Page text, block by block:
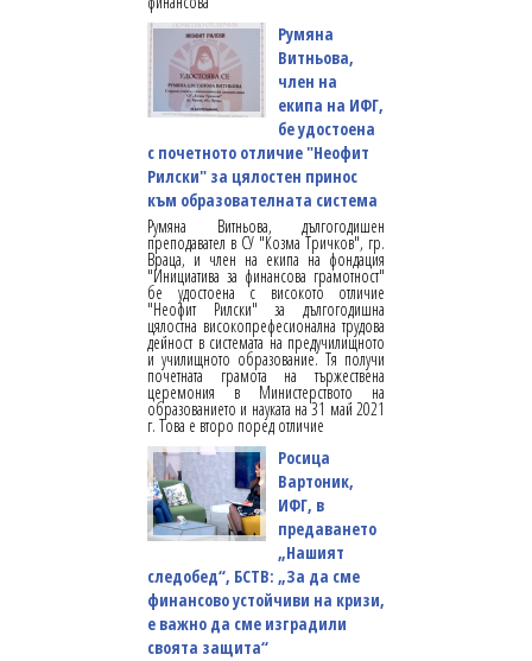
Румяна
Витньова,
член на
екипа на ИФГ,
бе удостоена
с почетното отличие "Неофит
Рилски" за цялостен принос
към образователната система
Румяна Витньова, дългогодишен
преподавател в СУ "Козма Тричков", гр.
Враца, и член на екипа на фондация
"Инициатива за финансова грамотност"
бе удостоена с високото отличие
"Неофит Рилски" за дългогодишна
цялостна високопрефесионална трудова
дейност в системата на предучилищното
и училищното образование. Тя получи
почетната грамота на тържествена
церемония в Министерството на
образованието и науката на 31 май 2021
г. Това е второ поред отличие
Росица
Вартоник,
ИФГ, в
предаването
„Нашият
следобед“, БСТВ: „За да сме
финансово устойчиви на кризи,
е важно да сме изградили
своята защита“